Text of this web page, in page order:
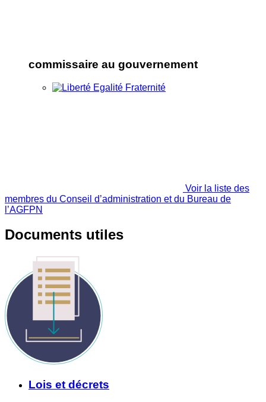
commissaire au gouvernement
Voir la liste des
membres du Conseil d’administration et du Bureau de
l’AGFPN
Documents utiles
Lois et décrets